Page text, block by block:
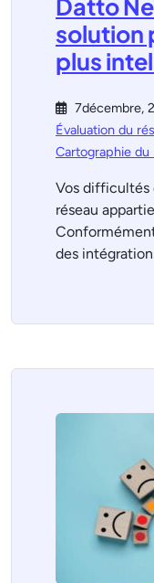
Datto
solution
plus
7décembre,
Évaluation du
Cartographie du
Vos difficultés
réseau
des